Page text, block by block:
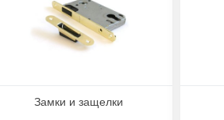
Замки и защелки